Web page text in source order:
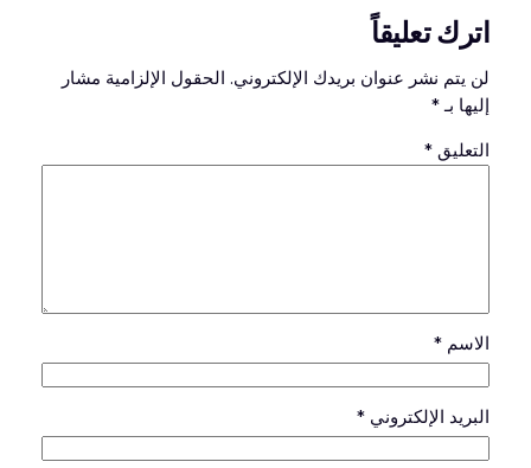
اترك تعليقاً
لن يتم نشر عنوان بريدك الإلكتروني. الحقول الإلزامية مشار
إليها بـ*
التعليق *
الاسم *
البريد الإلكتروني *